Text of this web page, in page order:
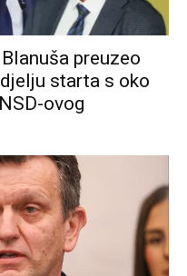
preuzeo
starta s oko
ovog